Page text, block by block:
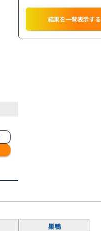
結果を一覧表示する
巣鴨